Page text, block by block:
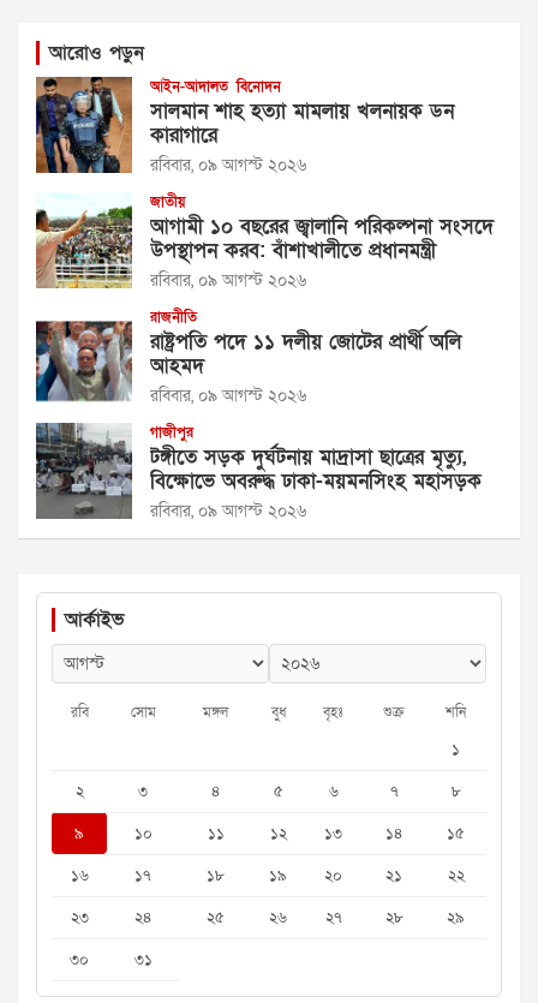
আরোও পড়ুন
আইন-আদালত বিনোদন
সালমান শাহ হত্যা মামলায় খলনায়ক ডন
কারাগারে
রবিবার, ০৯ আগস্ট ২০২৬
জাতীয়
আগামী ১০ বছরের জ্বালানি পরিকল্পনা সংসদে
উপস্থাপন করব: বাঁশাখালীতে প্রধানমন্ত্রী
রবিবার, ০৯ আগস্ট ২০২৬
রাজনীতি
রাষ্ট্রপতি পদে ১১ দলীয় জোটের প্রার্থী অলি
আহমদ
রবিবার, ০৯ আগস্ট ২০২৬
গাজীপুর
টঙ্গীতে সড়ক দুর্ঘটনায় মাদ্রাসা ছাত্রের মৃত্যু,
বিক্ষোভে অবরুদ্ধ ঢাকা-ময়মনসিংহ মহাসড়ক
রবিবার, ০৯ আগস্ট ২০২৬
আর্কাইভ
রবি সোম মঙ্গল বুধ বৃহঃ শুক্র শনি
১
২
৩ ৪ ৫ ৬ ৭
৮
৯
১০ ১১ ১২ ১৩ ১৪
১৫
১৬
১৭ ১৮ ১৯ ২০ ২১
২২
২৩
২৪ ২৫ ২৬ ২৭ ২৮
২৯
৩০
৩১